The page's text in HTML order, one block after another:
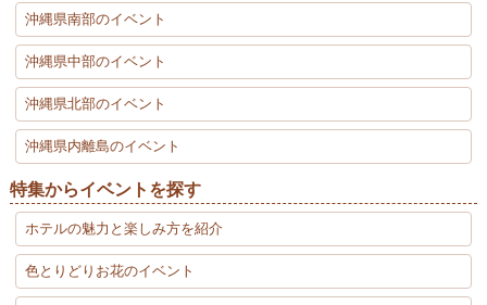
沖縄県南部のイベント
沖縄県中部のイベント
沖縄県北部のイベント
沖縄県内離島のイベント
特集からイベントを探す
ホテルの魅力と楽しみ方を紹介
色とりどりお花のイベント